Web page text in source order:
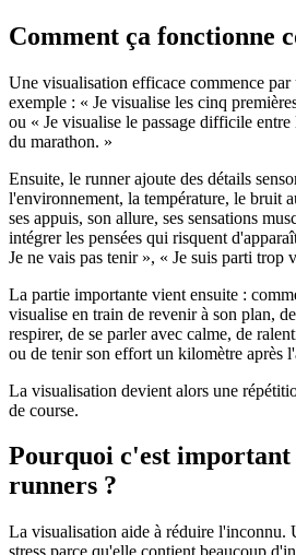
Comment ça fonctionne
Une visualisation efficace commence par
exemple : « Je visualise les cinq
ou « Je visualise le passage difficile
du marathon. »
Ensuite, le runner ajoute des détails
l'environnement, la température, le bruit
ses appuis, son allure, ses sensations
intégrer les pensées qui risquent
Je ne vais pas tenir », « Je suis parti trop
La partie importante vient ensuite :
visualise en train de revenir à son plan,
respirer, de se parler avec calme, de
ou de tenir son effort un kilomètre après
La visualisation devient alors une
de course.
Pourquoi c'est important
runners ?
La visualisation aide à réduire l'inconnu.